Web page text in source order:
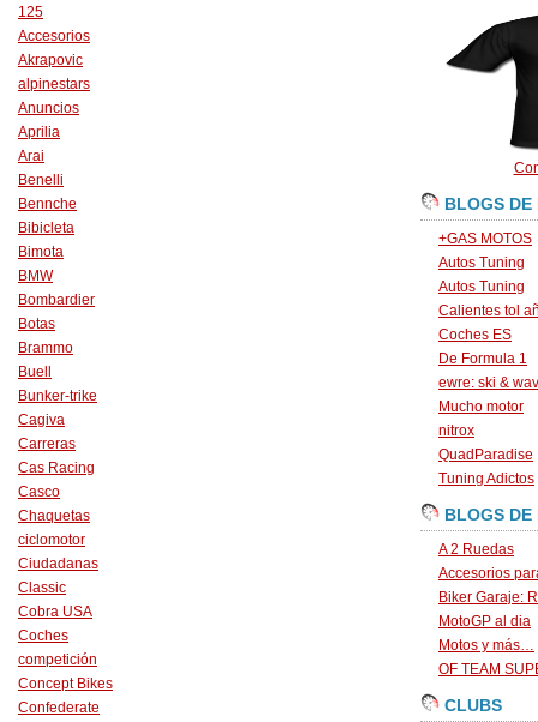
125
Accesorios
Akrapovic
alpinestars
Anuncios
Aprilia
Arai
Benelli
Bennche
Bibicleta
Bimota
BMW
Bombardier
Botas
Brammo
Buell
Bunker-trike
Cagiva
Carreras
Cas Racing
Casco
Chaquetas
ciclomotor
Ciudadanas
Classic
Cobra USA
Coches
competición
Concept Bikes
Confederate
BLOGS DE
+GAS MOTOS
Autos Tuning
Autos Tuning
Calientes tol
Coches ES
De Formula 1
ewre: ski &
Mucho motor
nitrox
QuadParadise
Tuning Adictos
BLOGS DE
A 2 Ruedas
Accesorios
Biker Garaje:
MotoGP al dia
Motos y más…
OF TEAM
CLUBS